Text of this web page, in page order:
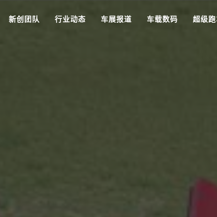
新创团队 行业动态 车展报道 车载数码 超级